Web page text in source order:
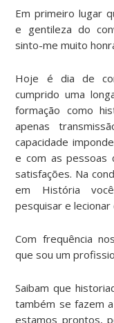
Em primeiro lugar
e gentileza do
sinto-me muito
Hoje é dia de
cumprido uma
formação como
apenas
capacidade
e com as pessoas
satisfações. Na
em História
pesquisar e
Com frequência
que sou um
Saibam que
também se fazem
estamos prontos,